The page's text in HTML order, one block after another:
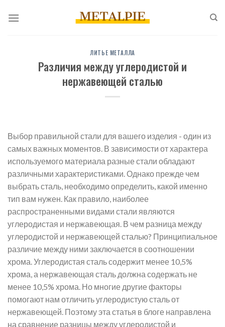
ЛИТЬЕ МЕТАЛЛА
Различия между углеродистой и
нержавеющей сталью
Выбор правильной стали для вашего изделия - один из
самых важных моментов. В зависимости от характера
используемого материала разные стали обладают
различными характеристиками. Однако прежде чем
выбрать сталь, необходимо определить, какой именно
тип вам нужен. Как правило, наиболее
распространенными видами стали являются
углеродистая и нержавеющая. В чем разница между
углеродистой и нержавеющей сталью? Принципиальное
различие между ними заключается в соотношении
хрома. Углеродистая сталь содержит менее 10,5%
хрома, а нержавеющая сталь должна содержать не
менее 10,5% хрома. Но многие другие факторы
помогают нам отличить углеродистую сталь от
нержавеющей. Поэтому эта статья в блоге направлена
на сравнение разницы между углеродистой и